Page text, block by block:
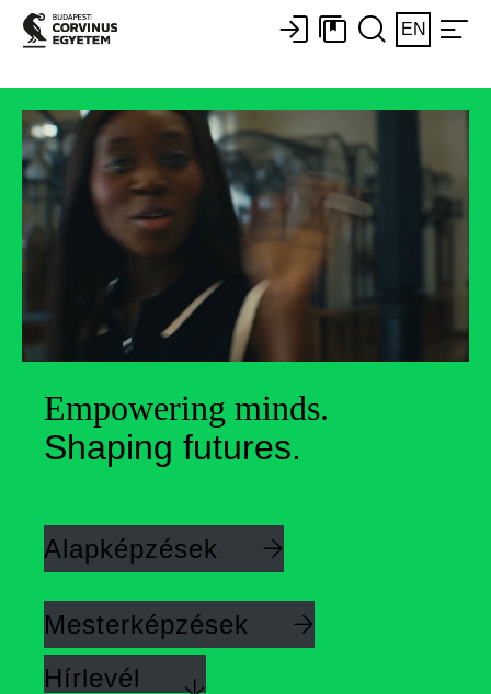
EN
Empowering minds.
Shaping futures.
Alapképzések
Mesterképzések
Hírlevél